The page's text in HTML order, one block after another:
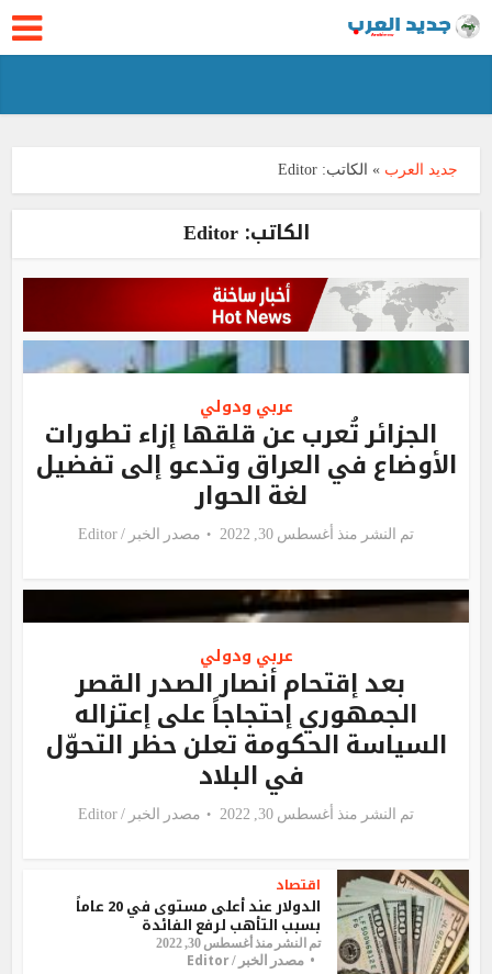
جديد العرب » الكاتب:Editor
الكاتب:Editor
عربي ودولي
الجزائر تُعرب عن قلقها إزاء تطورات
الأوضاع في العراق وتدعو إلى تفضيل
لغة الحوار
تم النشر منذ أغسطس 30, 2022 مصدر الخبر / Editor
عربي ودولي
بعد إقتحام أنصار الصدر القصر
الجمهوري إحتجاجاً على إعتزاله
السياسة الحكومة تعلن حظر التحوّل
في البلاد
تم النشر منذ أغسطس 30, 2022 مصدر الخبر / Editor
اقتصاد
الدولار عند أعلى مستوى في 20 عاماً
بسبب التأهب لرفع الفائدة
تم النشر منذ أغسطس 30, 2022
مصدر الخبر /Editor